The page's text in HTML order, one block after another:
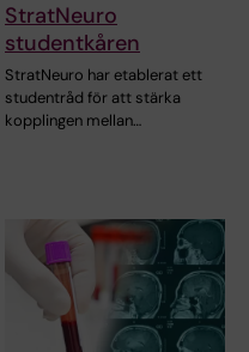
StratNeuro
studentkåren
StratNeuro har etablerat ett
studentråd för att stärka
kopplingen mellan…